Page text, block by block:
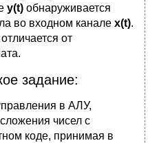
y(t) обнаруживается
во входном канале x(t).
от
задание:
в АЛУ,
чисел с
коде, принимая в